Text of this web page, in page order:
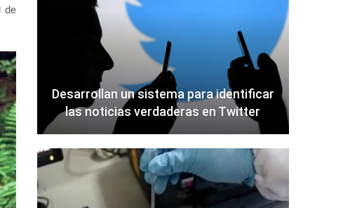
de
Desarrollan un sistema para identificar
las noticias verdaderas en Twitter